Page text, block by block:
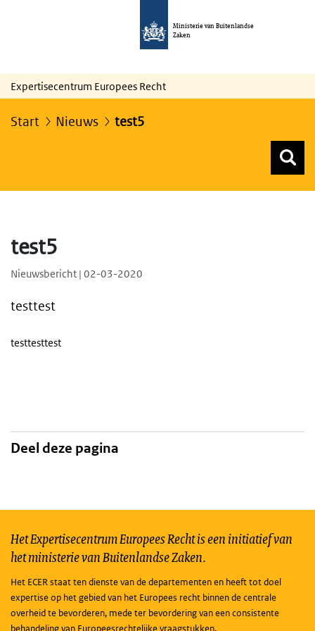
Ministerie van Buitenlandse
Zaken
Expertisecentrum Europees Recht
Start Nieuws test5
test5
Nieuwsbericht | 02-03-2020
testtest
testtesttest
Deel deze pagina
Het Expertisecentrum Europees Recht is een initiatief van
het ministerie van Buitenlandse Zaken.
Het ECER staat ten dienste van de departementen en heeft tot doel
expertise op het gebied van het Europees recht binnen de centrale
overheid te bevorderen, mede ter bevordering van een consistente
behandeling van Europeesrechtelijke vraagstukken.